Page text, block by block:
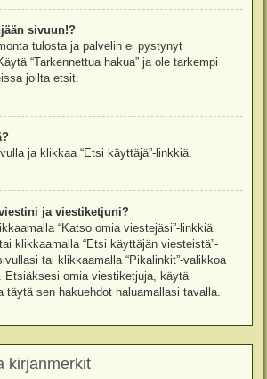
sivuun!?
tulosta ja palvelin ei pystynyt
“Tarkennettua hakua” ja ole tarkempi
joilta etsit.
ja klikkaa “Etsi käyttäjä”-linkkiä.
ja viestiketjuni?
“Katso omia viestejäsi”-linkkiä
klikkaamalla “Etsi käyttäjän viesteistä”-
tai klikkaamalla “Pikalinkit”-valikkoa
Etsiäksesi omia viestiketjuja, käytä
täytä sen hakuehdot haluamallasi tavalla.
kirjanmerkit